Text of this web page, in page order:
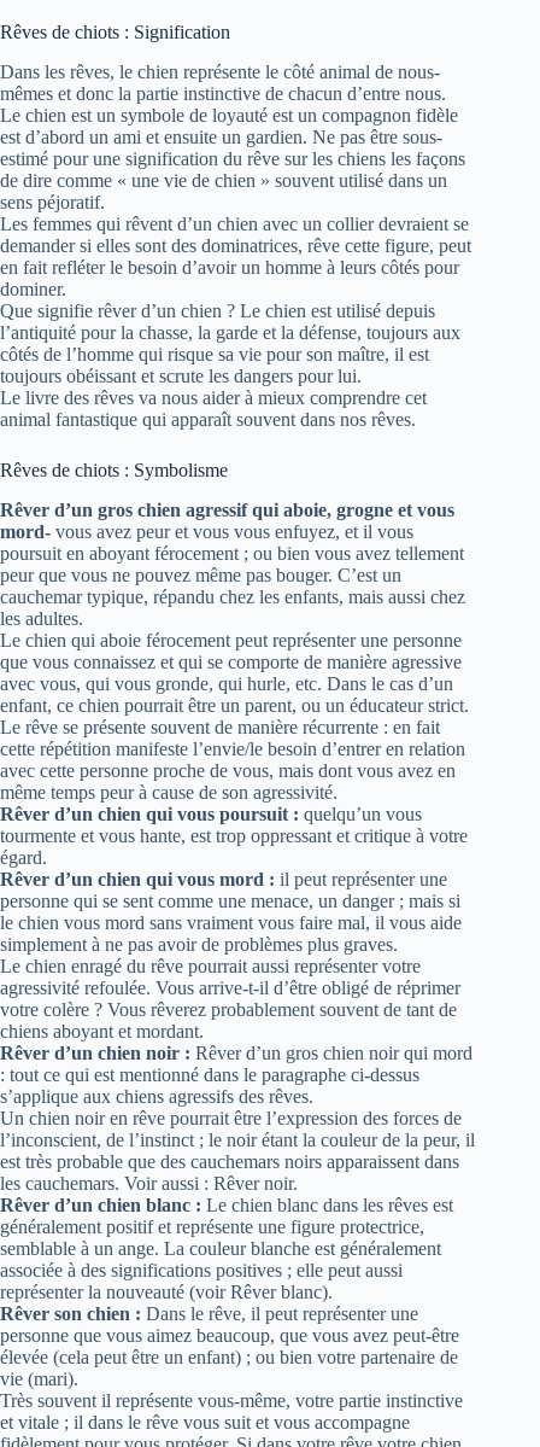
Rêves de chiots : Signification
Dans les rêves, le chien représente le côté animal de nous-
mêmes et donc la partie instinctive de chacun d’entre nous.
Le chien est un symbole de loyauté est un compagnon fidèle
est d’abord un ami et ensuite un gardien. Ne pas être sous-
estimé pour une signification du rêve sur les chiens les façons
de dire comme « une vie de chien » souvent utilisé dans un
sens péjoratif.
Les femmes qui rêvent d’un chien avec un collier devraient se
demander si elles sont des dominatrices, rêve cette figure, peut
en fait refléter le besoin d’avoir un homme à leurs côtés pour
dominer.
Que signifie rêver d’un chien ? Le chien est utilisé depuis
l’antiquité pour la chasse, la garde et la défense, toujours aux
côtés de l’homme qui risque sa vie pour son maître, il est
toujours obéissant et scrute les dangers pour lui.
Le livre des rêves va nous aider à mieux comprendre cet
animal fantastique qui apparaît souvent dans nos rêves.
Rêves de chiots : Symbolisme
Rêver d’un gros chien agressif qui aboie, grogne et vous
mord- vous avez peur et vous vous enfuyez, et il vous
poursuit en aboyant férocement ; ou bien vous avez tellement
peur que vous ne pouvez même pas bouger. C’est un
cauchemar typique, répandu chez les enfants, mais aussi chez
les adultes.
Le chien qui aboie férocement peut représenter une personne
que vous connaissez et qui se comporte de manière agressive
avec vous, qui vous gronde, qui hurle, etc. Dans le cas d’un
enfant, ce chien pourrait être un parent, ou un éducateur strict.
Le rêve se présente souvent de manière récurrente : en fait
cette répétition manifeste l’envie/le besoin d’entrer en relation
avec cette personne proche de vous, mais dont vous avez en
même temps peur à cause de son agressivité.
Rêver d’un chien qui vous poursuit : quelqu’un vous
tourmente et vous hante, est trop oppressant et critique à votre
égard.
Rêver d’un chien qui vous mord : il peut représenter une
personne qui se sent comme une menace, un danger ; mais si
le chien vous mord sans vraiment vous faire mal, il vous aide
simplement à ne pas avoir de problèmes plus graves.
Le chien enragé du rêve pourrait aussi représenter votre
agressivité refoulée. Vous arrive-t-il d’être obligé de réprimer
votre colère ? Vous rêverez probablement souvent de tant de
chiens aboyant et mordant.
Rêver d’un chien noir : Rêver d’un gros chien noir qui mord
: tout ce qui est mentionné dans le paragraphe ci-dessus
s’applique aux chiens agressifs des rêves.
Un chien noir en rêve pourrait être l’expression des forces de
l’inconscient, de l’instinct ; le noir étant la couleur de la peur, il
est très probable que des cauchemars noirs apparaissent dans
les cauchemars. Voir aussi : Rêver noir.
Rêver d’un chien blanc : Le chien blanc dans les rêves est
généralement positif et représente une figure protectrice,
semblable à un ange. La couleur blanche est généralement
associée à des significations positives ; elle peut aussi
représenter la nouveauté (voir Rêver blanc).
Rêver son chien : Dans le rêve, il peut représenter une
personne que vous aimez beaucoup, que vous avez peut-être
élevée (cela peut être un enfant) ; ou bien votre partenaire de
vie (mari).
Très souvent il représente vous-même, votre partie instinctive
et vitale ; il dans le rêve vous suit et vous accompagne